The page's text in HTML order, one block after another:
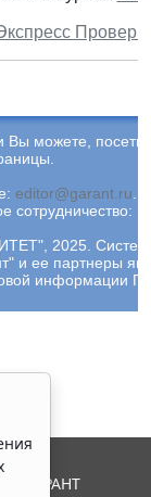
Вы можете,
editor@garant.ru
сотрудничество:
2025.
и ее партнеры
информации
ГАРАНТ